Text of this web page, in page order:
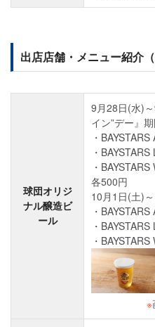
出店店舗・メニュー紹介
球団オリジ
ナル醸造ビ
ール
9月28日(水)
イン”デー』
BAYSTARS
BAYSTARS
BAYSTARS
各500円
10月1日(土)
※